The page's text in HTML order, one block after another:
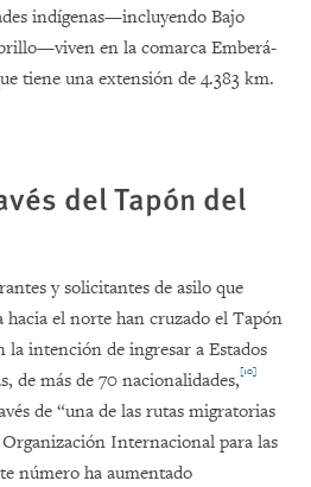
indígenas—incluyendo Bajo
en la comarca Emberá-
tiene una extensión de 4.383 km.
del Tapón del
y solicitantes de asilo que
hacia el norte han cruzado el Tapón
la intención de ingresar a Estados
de más de 70 nacionalidades,[10]
de “una de las rutas migratorias
Organización Internacional para las
número ha aumentado